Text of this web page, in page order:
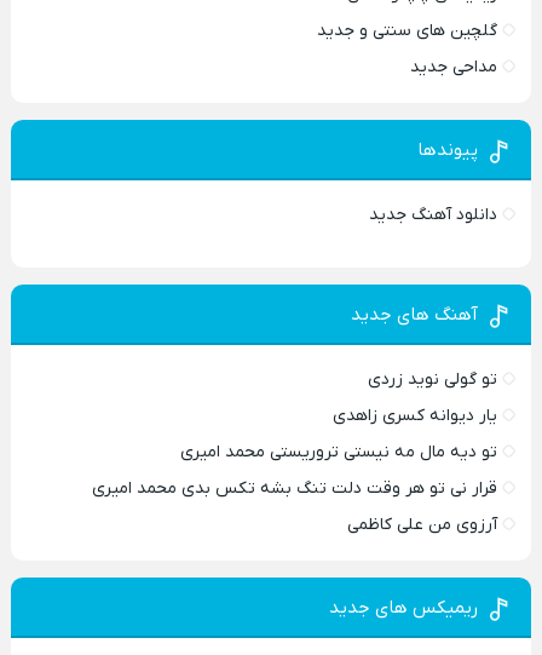
گلچین های سنتی و جدید
مداحی جدید
پیوندها
دانلود آهنگ جدید
آهنگ های جدید
تو گولی نوید زردی
یار دیوانه کسری زاهدی
تو دیه مال مه نیستی تروریستی محمد امیری
قرار نی تو هر وقت دلت تنگ بشه تکس بدی محمد امیری
آرزوی من علی کاظمی
ریمیکس های جدید